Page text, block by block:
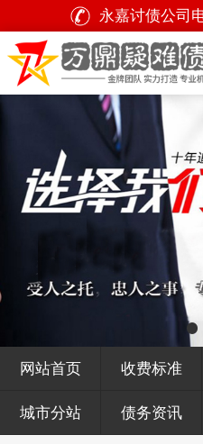
永嘉讨债公司
网站首页 收费标准
城市分站 债务资讯